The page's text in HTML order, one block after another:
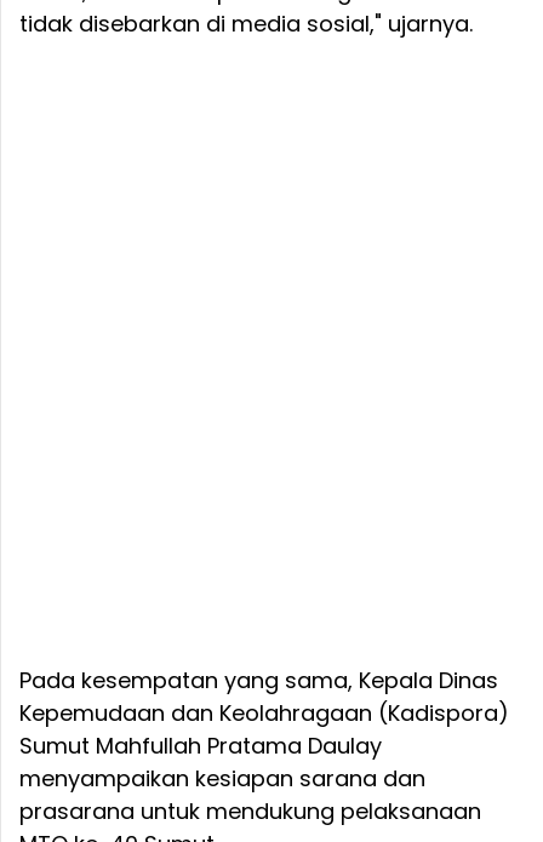
tidak disebarkan di media sosial," ujarnya.
Pada kesempatan yang sama, Kepala Dinas
Kepemudaan dan Keolahragaan (Kadispora)
Sumut Mahfullah Pratama Daulay
menyampaikan kesiapan sarana dan
prasarana untuk mendukung pelaksanaan